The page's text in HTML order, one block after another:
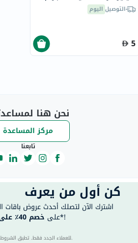
التوصيل اليوم
5
نحن هنا
مركز المساعدة
تابعنا
كن أول من يعرف
اشترك الآن لتصلك أحدث عروض باقات
على خصم 40٪ على طلبك الأول مباشرةً*!
40 للعملاء الجدد فقط. تطبق الشروط والأحكام.